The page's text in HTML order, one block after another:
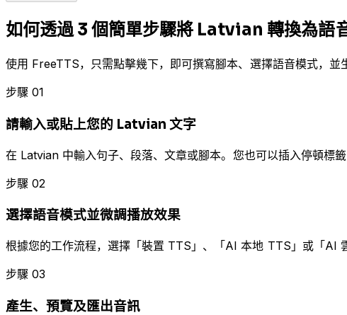
如何透過 3 個簡單步驟將 Latvian 轉換為語
使用 FreeTTS，只需點擊幾下，即可撰寫腳本、選擇語音模式，並
步驟 01
請輸入或貼上您的 Latvian 文字
在 Latvian 中輸入句子、段落、文章或腳本。您也可以插入停頓標
步驟 02
選擇語音模式並微調播放效果
根據您的工作流程，選擇「裝置 TTS」、「AI 本地 TTS」或「AI
步驟 03
產生、預覽及匯出音訊